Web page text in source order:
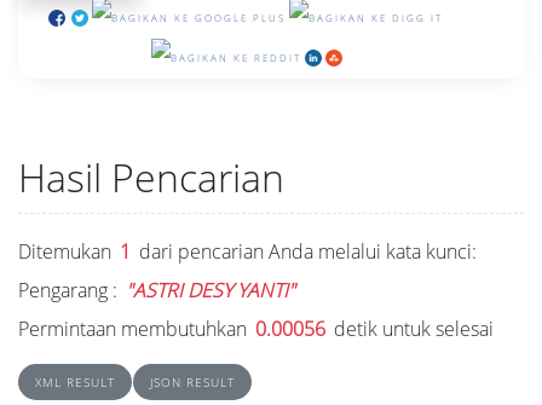
Hasil Pencarian
Ditemukan 1 dari pencarian Anda melalui kata kunci:
Pengarang : "ASTRI DESY YANTI"
Permintaan membutuhkan 0.00056 detik untuk selesai
XML RESULT JSON RESULT